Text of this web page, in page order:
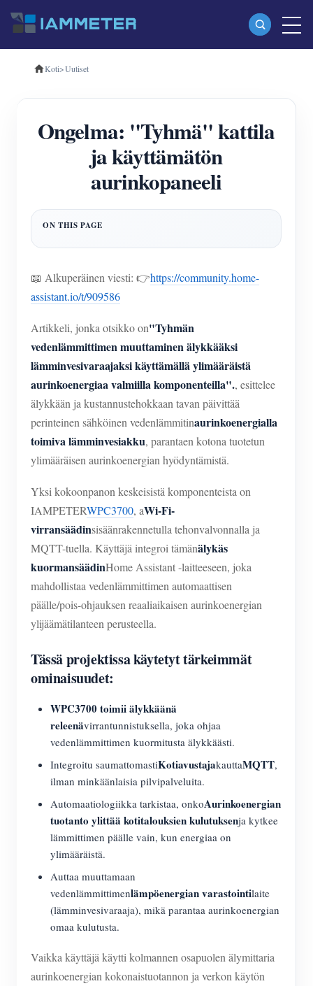
Tuotteet
Kolmivaiheinen Wi-Fi-energiamittari (WEM3080T)
Kolmivaiheinen Wi-Fi-energiamittari (WEM3046T)
Kolmivaiheinen Wi-Fi-energiamittari (WEM3050T)
WiFi-virranohjain
EV laturi
Virtuaalimittari
Energian ennuste- ja simulointijärjestelmä
Sovellukset
Aurinkosähköjärjestelmän energianäyttö
Sähkönkulutuksen seuranta
Kodin automatisointi
Tehdasenergian valvonta
Resurssit
Tuotteen pika-aloitus
Asiakirja
FAQ
Uutiset
Blogit
Yhteisö
Kehittäjä
Tutkia
Palkinto-ohjelma
Ottaa yhteyttä
Koti>Uutiset
Ongelma: "Tyhmä" kattila
ja käyttämätön
aurinkopaneeli
📖 Alkuperäinen viesti: 👉https://community.home-
assistant.io/t/909586
Artikkeli, jonka otsikko on"Tyhmän
vedenlämmittimen muuttaminen älykkääksi
lämminvesivaraajaksi käyttämällä ylimääräistä
aurinkoenergiaa valmiilla komponenteilla"., esittelee
älykkään ja kustannustehokkaan tavan päivittää
perinteinen sähköinen vedenlämmitinaurinkoenergialla
toimiva lämminvesiakku, parantaen kotona tuotetun
ylimääräisen aurinkoenergian hyödyntämistä.
Yksi kokoonpanon keskeisistä komponenteista on
IAMPETERWPC3700, aWi-Fi-
virransäädinsisäänrakennetulla tehonvalvonnalla ja
MQTT-tuella. Käyttäjä integroi tämänälykäs
kuormansäädinHome Assistant -laitteeseen, joka
mahdollistaa vedenlämmittimen automaattisen
päälle/pois-ohjauksen reaaliaikaisen aurinkoenergian
ylijäämätilanteen perusteella.
Tässä projektissa käytetyt tärkeimmät
ominaisuudet:
WPC3700 toimii älykkäänä
releenävirrantunnistuksella, joka ohjaa
vedenlämmittimen kuormitusta älykkäästi.
Integroitu saumattomastiKotiavustajakauttaMQTT,
ilman minkäänlaisia pilvipalveluita.
Automaatiologiikka tarkistaa, onkoAurinkoenergian
tuotanto ylittää kotitalouksien kulutuksenja kytkee
lämmittimen päälle vain, kun energiaa on
ylimääräistä.
Auttaa muuttamaan
vedenlämmittimenlämpöenergian varastointilaite
(lämminvesivaraaja), mikä parantaa aurinkoenergian
omaa kulutusta.
Vaikka käyttäjä käytti kolmannen osapuolen älymittaria
aurinkoenergian kokonaistuotannon ja verkon käytön